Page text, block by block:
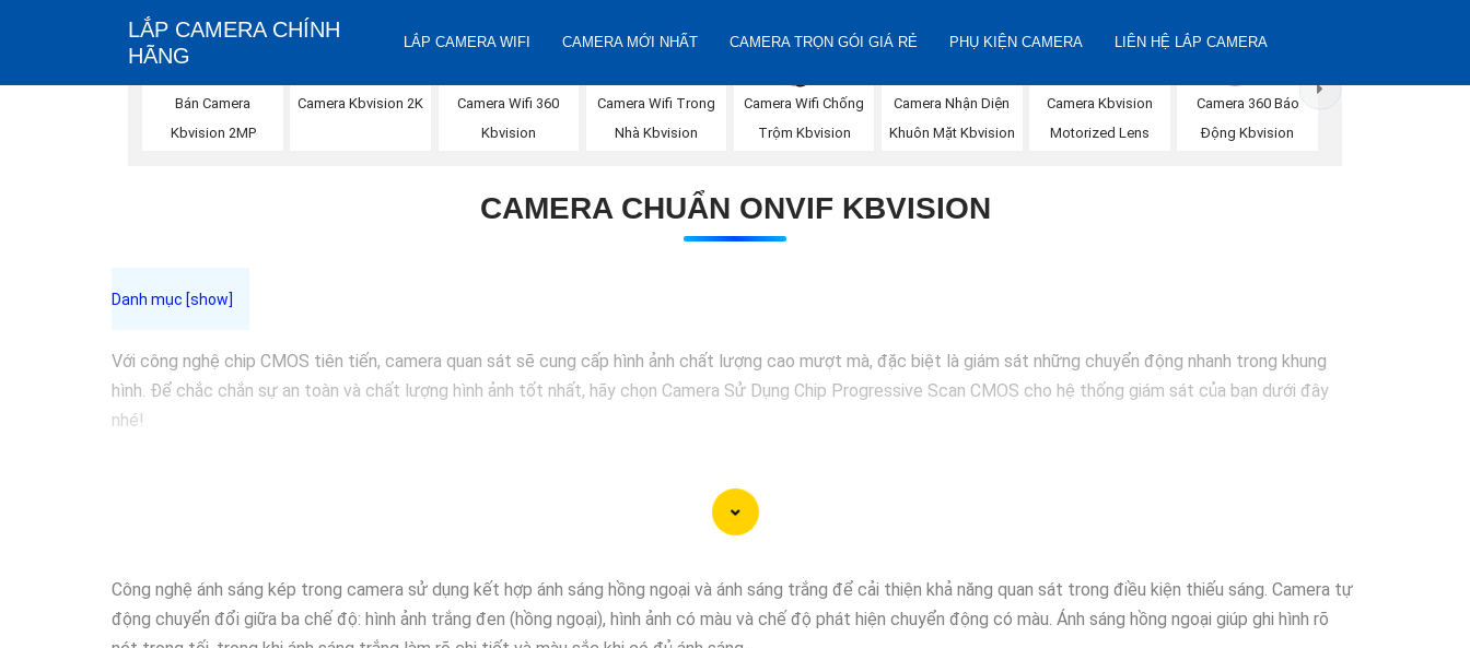
LẮP CAMERA CHÍNH
HÃNG
LẮP CAMERA WIFI CAMERA MỚI NHẤT CAMERA TRỌN GÓI GIÁ RẺ PHỤ KIỆN CAMERA LIÊN HỆ LẮP CAMERA
Bán Camera
Kbvision 2MP
Camera Kbvision 2K
Camera Wifi 360
Kbvision
Camera Wifi Trong
Nhà Kbvision
Camera Wifi Chống
Trộm Kbvision
Camera Nhận Diện
Khuôn Mặt Kbvision
Camera Kbvision
Motorized Lens
Camera 360 Báo
Động Kbvision
CAMERA CHUẨN ONVIF KBVISION
Với công nghệ chip CMOS tiên tiến, camera quan sát sẽ cung cấp hình ảnh chất lượng cao mượt mà, đặc biệt là giám sát những chuyển động nhanh trong khung
hình. Để chắc chắn sự an toàn và chất lượng hình ảnh tốt nhất, hãy chọn Camera Sử Dụng Chip Progressive Scan CMOS cho hệ thống giám sát của bạn dưới đây
nhé!
Công nghệ ánh sáng kép trong camera sử dụng kết hợp ánh sáng hồng ngoại và ánh sáng trắng để cải thiện khả năng quan sát trong điều kiện thiếu sáng. Camera tự
động chuyển đổi giữa ba chế độ: hình ảnh trắng đen (hồng ngoại), hình ảnh có màu và chế độ phát hiện chuyển động có màu. Ánh sáng hồng ngoại giúp ghi hình rõ